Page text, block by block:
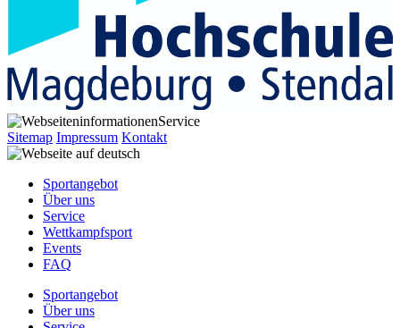
Service
Sitemap Impressum Kontakt
Sportangebot
Über uns
Service
Wettkampfsport
Events
FAQ
Sportangebot
Über uns